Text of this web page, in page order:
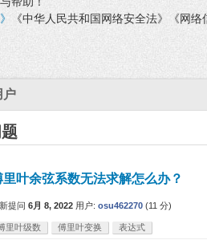
《中华人民共和国网络安全法》《网
户
里叶余弦系数无法求解怎么办？
提问 6月 8, 2022 用户: osu462270 (11 分)
里叶级数 傅里叶变换 表达式